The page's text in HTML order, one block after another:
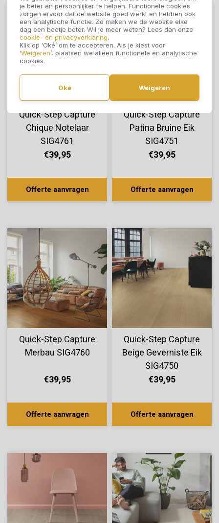
je beter en persoonlijker te helpen. Functionele cookies
zorgen ervoor dat de website goed werkt en hebben ook
een analytische functie. Zo maken we de website elke
dag een beetje beter. Wil je meer weten? Lees dan onze
cookie- en privacyverklaring.
Klik op ‘Oké’ om te accepteren. Als je kiest voor
‘Weigeren’, plaatsen we alleen functionele en analytische
cookies.
Oké Weigeren
Quick-Step Capture
Chique Notelaar
SIG4761
€39,95
Offerte aanvragen
Quick-Step Capture
Patina Bruine Eik
SIG4751
€39,95
Offerte aanvragen
Quick-Step Capture
Merbau SIG4760
€39,95
Offerte aanvragen
Quick-Step Capture
Beige Geverniste Eik
SIG4750
€39,95
Offerte aanvragen